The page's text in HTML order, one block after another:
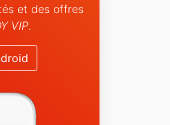
et des offres
VIP.